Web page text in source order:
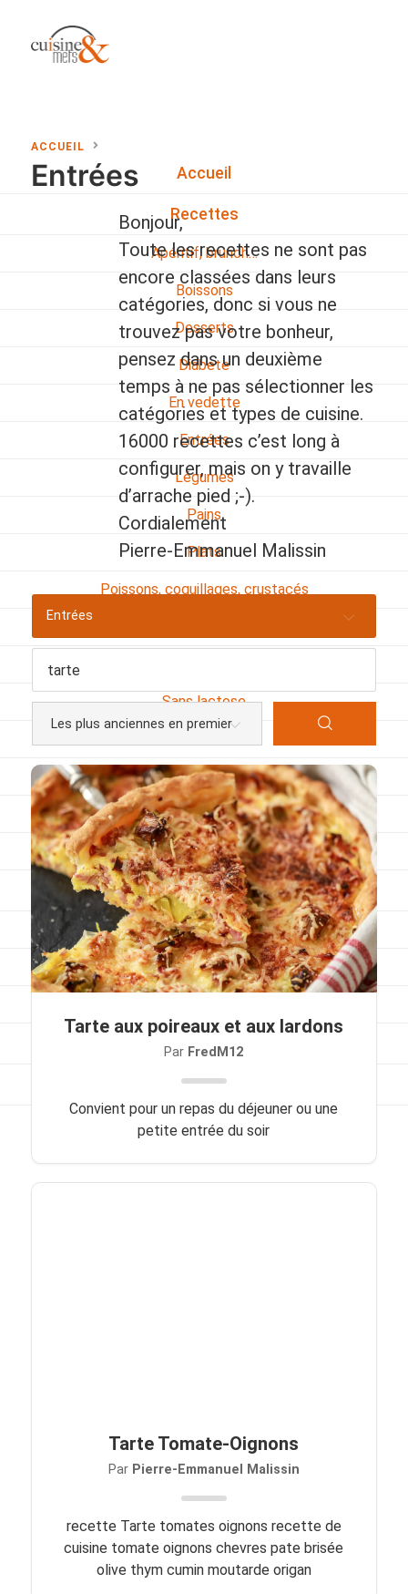
Accueil
Recettes
Apéritif, brunch…
Boissons
Desserts
Diabete
En vedette
Entrées
Légumes
Pains
Plats
Poissons, coquillages, crustacés
Sans lactose
Sauces et accompagnements
Végétarien
Viandes
Pratique
Mesures conversions
Lexique des différents termes de cuisine
Contact
Mes livres
Politique de cookies (UE)
ACCUEIL
Entrées
Bonjour,
Toute les recettes ne sont pas
encore classées dans leurs
catégories, donc si vous ne
trouvez pas votre bonheur,
pensez dans un deuxième
temps à ne pas sélectionner les
catégories et types de cuisine.
16000 recettes c’est long à
configurer, mais on y travaille
d’arrache pied ;-).
Cordialement
Pierre-Emmanuel Malissin
Entrées
Tarte aux poireaux et aux lardons
Par FredM12
Convient pour un repas du déjeuner ou une
petite entrée du soir
Tarte Tomate-Oignons
Par Pierre-Emmanuel Malissin
recette Tarte tomates oignons recette de
cuisine tomate oignons chevres pate brisée
olive thym cumin moutarde origan